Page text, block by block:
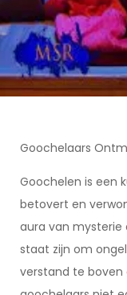
Goochelaars
Goochelen is een
betovert en
aura van mysterie
staat zijn om
verstand te boven